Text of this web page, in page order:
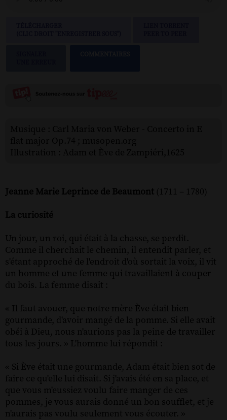
Jeanne Marie Leprince de Beaumont (1711 – 1780)
La curiosité
Un jour, un roi, qui était à la chasse, se perdit.
Comme il cherchait le chemin, il entendit parler, et
s'étant approché de l'endroit d'où sortait la voix, il vit
un homme et une femme qui travaillaient à couper
du bois. La femme disait :
« Il faut avouer, que notre mère Ève était bien
gourmande, d'avoir mangé de la pomme. Si elle avait
obéi à Dieu, nous n'aurions pas la peine de travailler
tous les jours. » L'homme lui répondit :
« Si Ève était une gourmande, Adam était bien sot de
faire ce qu'elle lui disait. Si j'avais été en sa place, et
que vous m'eussiez voulu faire manger de ces
pommes, je vous aurais donné un bon soufflet, et je
n'aurais pas voulu seulement vous écouter. »